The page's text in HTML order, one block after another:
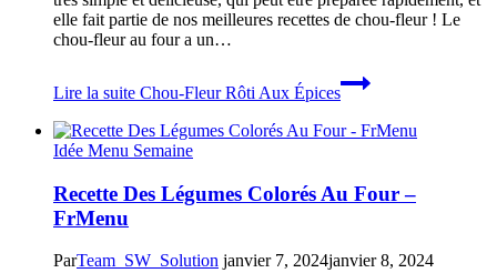
elle fait partie de nos meilleures recettes de chou-fleur ! Le
chou-fleur au four a un…
Lire la suite Chou-Fleur Rôti Aux Épices
Idée Menu Semaine
Recette Des Légumes Colorés Au Four –
FrMenu
ParTeam_SW_Solution janvier 7, 2024janvier 8, 2024